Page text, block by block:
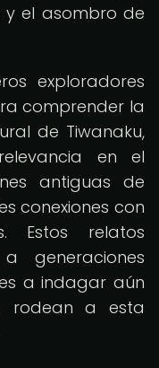
el asombro de
exploradores
comprender la
de Tiwanaku,
en el
antiguas de
conexiones con
Estos relatos
generaciones
a indagar aún
rodean a esta